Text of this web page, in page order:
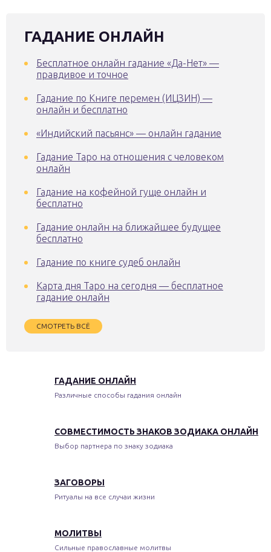
ГАДАНИЕ ОНЛАЙН
Бесплатное онлайн гадание «Да-Нет» —
правдивое и точное
Гадание по Книге перемен (ИЦЗИН) —
онлайн и бесплатно
«Индийский пасьянс» — онлайн гадание
Гадание Таро на отношения с человеком
онлайн
Гадание на кофейной гуще онлайн и
бесплатно
Гадание онлайн на ближайшее будущее
бесплатно
Гадание по книге судеб онлайн
Карта дня Таро на сегодня — бесплатное
гадание онлайн
СМОТРЕТЬ ВСЁ
ГАДАНИЕ ОНЛАЙН
Различные способы гадания онлайн
СОВМЕСТИМОСТЬ ЗНАКОВ ЗОДИАКА ОНЛАЙН
Выбор партнера по знаку зодиака
ЗАГОВОРЫ
Ритуалы на все случаи жизни
МОЛИТВЫ
Сильные православные молитвы